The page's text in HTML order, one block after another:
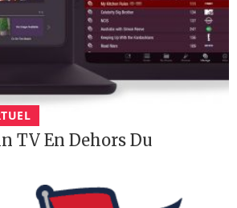
TV En Dehors Du